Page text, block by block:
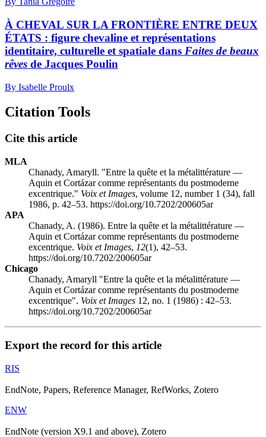
À CHEVAL SUR LA FRONTIÈRE ENTRE DEUX
ÉTATS : figure chevaline et représentations
identitaire, culturelle et spatiale dans Faites de beaux
rêves de Jacques Poulin
By Isabelle Proulx
Citation Tools
Cite this article
MLA
Chanady, Amaryll. "Entre la quête et la métalittérature —
Aquin et Cortázar comme représentants du postmoderne
excentrique." Voix et Images, volume 12, number 1 (34), fall
1986, p. 42–53. https://doi.org/10.7202/200605ar
APA
Chanady, A. (1986). Entre la quête et la métalittérature —
Aquin et Cortázar comme représentants du postmoderne
excentrique. Voix et Images, 12(1), 42–53.
https://doi.org/10.7202/200605ar
Chicago
Chanady, Amaryll "Entre la quête et la métalittérature —
Aquin et Cortázar comme représentants du postmoderne
excentrique". Voix et Images 12, no. 1 (1986) : 42–53.
https://doi.org/10.7202/200605ar
Export the record for this article
RIS
EndNote, Papers, Reference Manager, RefWorks, Zotero
ENW
EndNote (version X9.1 and above), Zotero